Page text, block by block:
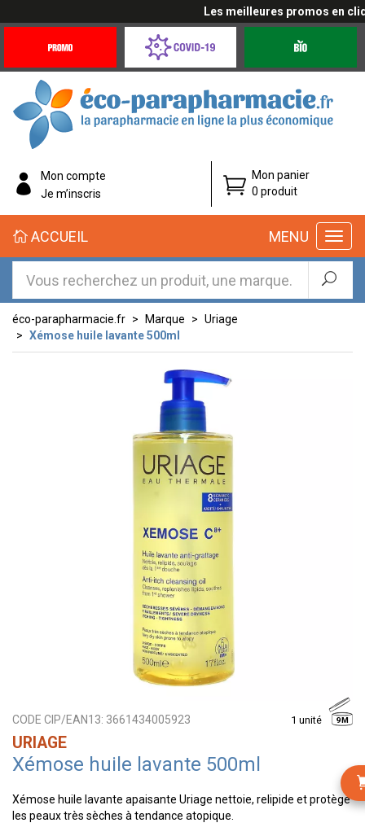
Les meilleures promos en
Offres
Coronavirus
éco-
parapharmacie.fr
éco-
parapharmacie.fr
Mon compte
Je m’inscris
Mon panier
0 produit
MENU
ACCUEIL
éco-parapharmacie.fr Marque
Uriage
Xémose huile lavante 500ml
CODE CIP/EAN13: 3661434005923 1 unité 9M
URIAGE
Xémose huile lavante 500ml
Xémose huile lavante apaisante Uriage nettoie, relipide et protège
les peaux très sèches à tendance atopique.